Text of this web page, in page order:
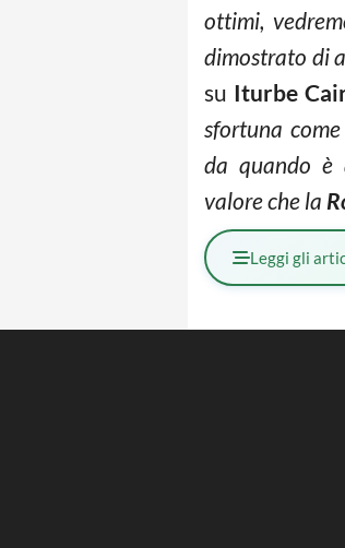
ottimi,
dimostrato di
su Iturbe
sfortuna
da quando è
valore che la
Leggi gli